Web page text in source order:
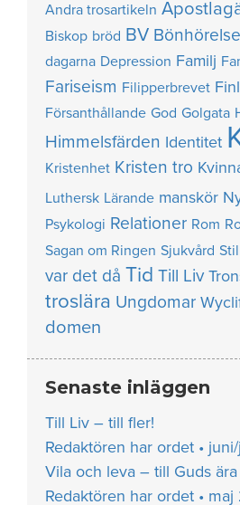
Andra trosartikeln
Biskop bröd BV Bönhörelse
dagarna Depression Familj
Fariseism Filipperbrevet
Försanthållande God Golgata
Himmelsfärden Identitet
Kristenhet Kristen tro
Luthersk Lärande manskör
Psykologi Relationer Rom
Sagan om Ringen Sjukvård
var det då Tid Till Liv
troslära Ungdomar
domen
Senaste inläggen
Till Liv – till fler!
Redaktören har ordet •
Vila och leva – till Guds ära
Redaktören har ordet •